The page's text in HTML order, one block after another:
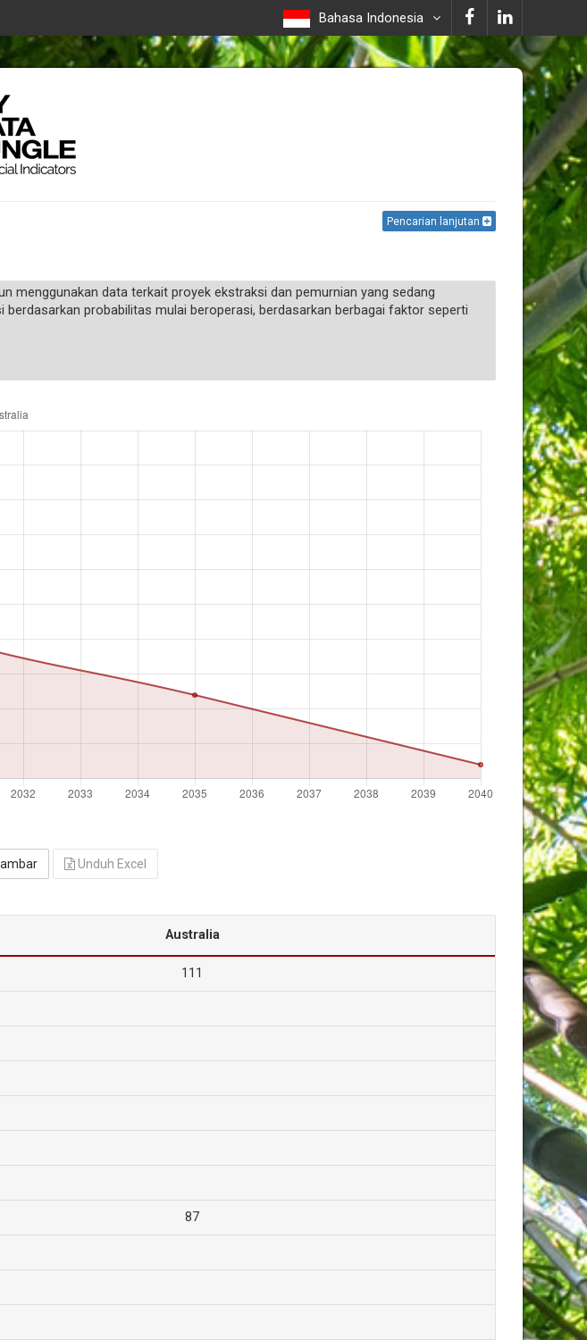
Bahasa Indonesia
Pencarian lanjutan
menggunakan data terkait proyek ekstraksi dan pemurnian yang sedang
probabilitas mulai beroperasi, berdasarkan berbagai faktor seperti
Unduh Excel
Australia
111
87